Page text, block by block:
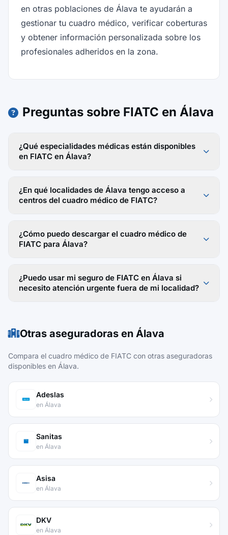
en otras poblaciones de Álava te ayudarán a
gestionar tu cuadro médico, verificar coberturas
y obtener información personalizada sobre los
profesionales adheridos en la zona.
Preguntas sobre FIATC en Álava
¿Qué especialidades médicas están disponibles
en FIATC en Álava?
¿En qué localidades de Álava tengo acceso a
centros del cuadro médico de FIATC?
¿Cómo puedo descargar el cuadro médico de
FIATC para Álava?
¿Puedo usar mi seguro de FIATC en Álava si
necesito atención urgente fuera de mi localidad?
Otras aseguradoras en Álava
Compara el cuadro médico de FIATC con otras aseguradoras
disponibles en Álava.
Adeslas
en Álava
Sanitas
en Álava
Asisa
en Álava
DKV
en Álava